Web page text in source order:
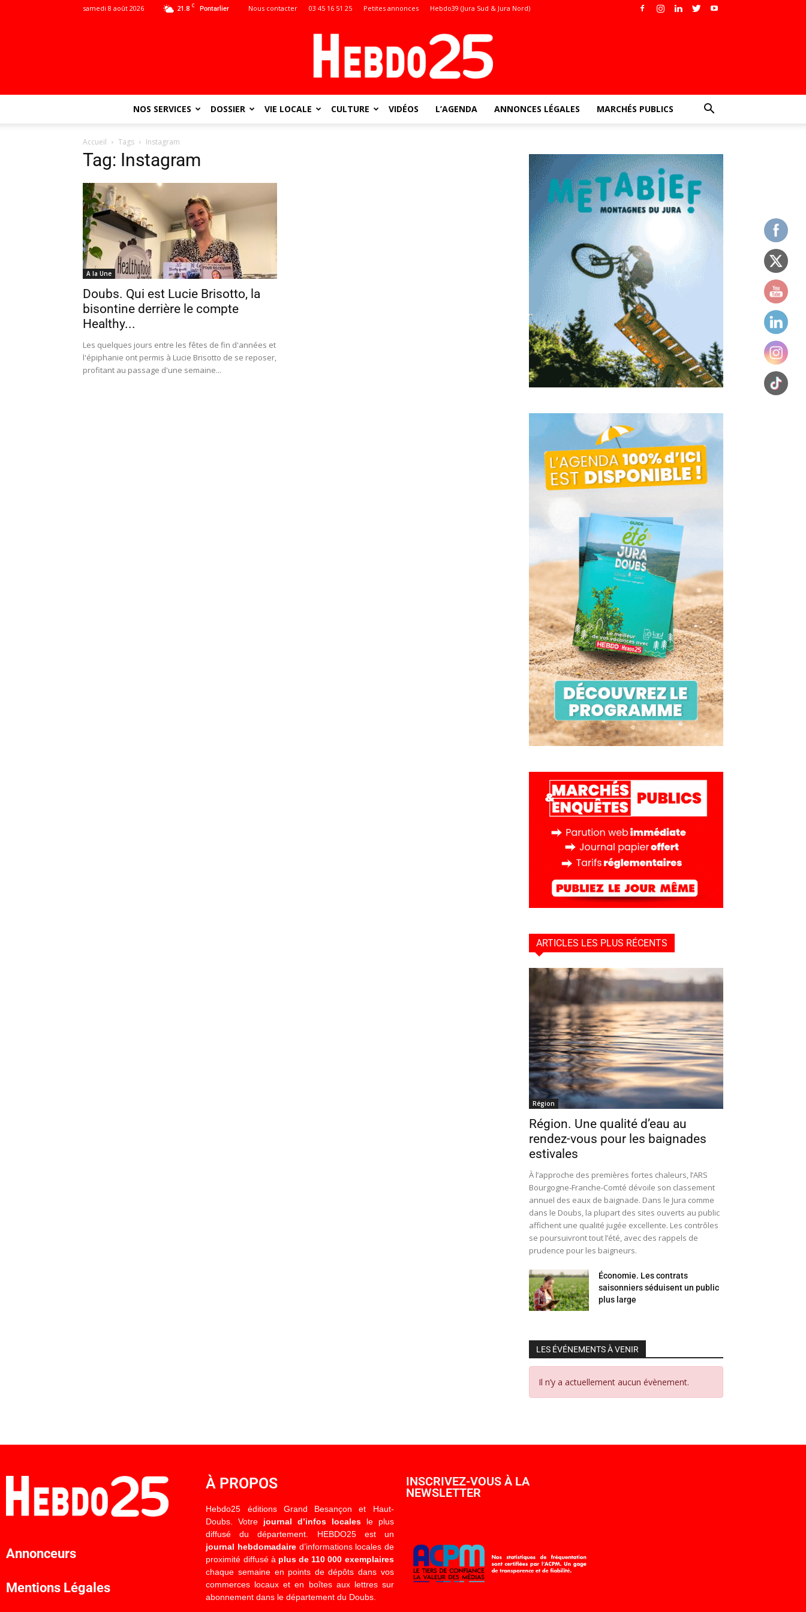
21.8 C Pontarlier
samedi 8 août 2026 Nous contacter 03 45 16 51 25 Petites annonces Hebdo39 (Jura Sud & Jura Nord)
NOS SERVICES DOSSIER VIE LOCALE CULTURE VIDÉOS L’AGENDA ANNONCES LÉGALES MARCHÉS PUBLICS
Accueil Tags Instagram
Tag: Instagram
A la Une
Doubs. Qui est Lucie Brisotto, la
bisontine derrière le compte
Healthy...
Les quelques jours entre les fêtes de fin d'années et
l'épiphanie ont permis à Lucie Brisotto de se reposer,
profitant au passage d'une semaine...
ARTICLES LES PLUS RÉCENTS
Région
Région. Une qualité d’eau au
rendez-vous pour les baignades
estivales
À l’approche des premières fortes chaleurs, l’ARS
Bourgogne-Franche-Comté dévoile son classement
annuel des eaux de baignade. Dans le Jura comme
dans le Doubs, la plupart des sites ouverts au public
affichent une qualité jugée excellente. Les contrôles
se poursuivront tout l’été, avec des rappels de
prudence pour les baigneurs.
Économie. Les contrats
saisonniers séduisent un public
plus large
LES ÉVÉNEMENTS À VENIR
Il n’y a actuellement aucun évènement.
Annonceurs
Mentions Légales
À PROPOS
Hebdo25 éditions Grand Besançon et Haut-
Doubs. Votre journal d’infos localesle plus
diffusé du département. HEBDO25 est un
journal hebdomadaired’informations locales de
proximité diffusé à plus de 110 000 exemplaires
chaque semaine en points de dépôts dans vos
commerces locaux et en boîtes aux lettres sur
abonnement dans le département du Doubs.
INSCRIVEZ-VOUS À LA
NEWSLETTER